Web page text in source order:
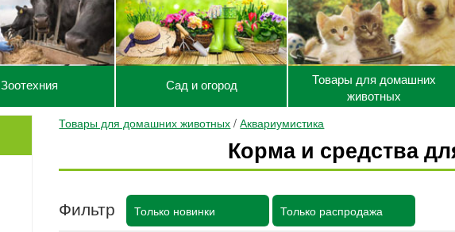
Зоотехния Сад и огород
Товары для домашних
животных
Товары для домашних животных /Аквариумистика
Корма и средства
Фильтр Только новинки Только распродажа